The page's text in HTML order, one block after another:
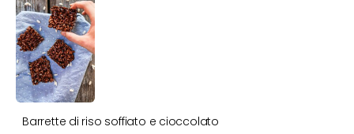
Barrette di riso soffiato e cioccolato